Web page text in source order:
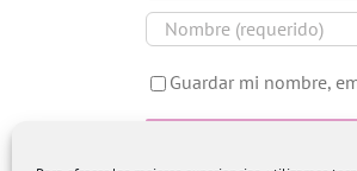
Guardar mi nombre,